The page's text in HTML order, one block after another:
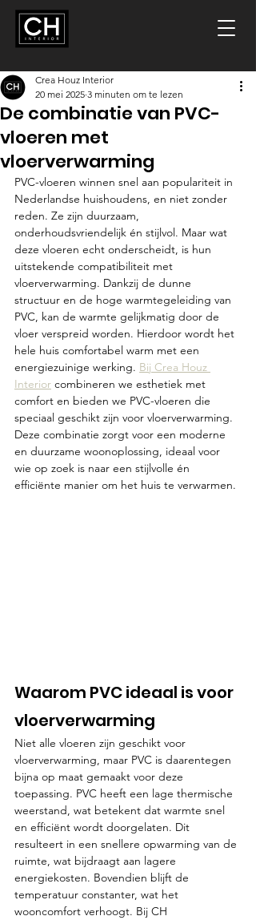
De combinatie van PVC-
vloeren met
vloerverwarming
Crea Houz Interior
20 mei 2025 3 minuten om te lezen
PVC-vloeren winnen snel aan populariteit in
Nederlandse huishoudens, en niet zonder
reden. Ze zijn duurzaam,
onderhoudsvriendelijk én stijlvol. Maar wat
deze vloeren echt onderscheidt, is hun
uitstekende compatibiliteit met
vloerverwarming. Dankzij de dunne
structuur en de hoge warmtegeleiding van
PVC, kan de warmte gelijkmatig door de
vloer verspreid worden. Hierdoor wordt het
hele huis comfortabel warm met een
energiezuinige werking. Bij Crea Houz
Interior combineren we esthetiek met
comfort en bieden we PVC-vloeren die
speciaal geschikt zijn voor vloerverwarming.
Deze combinatie zorgt voor een moderne
en duurzame woonoplossing, ideaal voor
wie op zoek is naar een stijlvolle én
efficiënte manier om het huis te verwarmen.
Waarom PVC ideaal is voor
vloerverwarming
Niet alle vloeren zijn geschikt voor
vloerverwarming, maar PVC is daarentegen
bijna op maat gemaakt voor deze
toepassing. PVC heeft een lage thermische
weerstand, wat betekent dat warmte snel
en efficiënt wordt doorgelaten. Dit
resulteert in een snellere opwarming van de
ruimte, wat bijdraagt aan lagere
energiekosten. Bovendien blijft de
temperatuur constanter, wat het
wooncomfort verhoogt. Bij CH